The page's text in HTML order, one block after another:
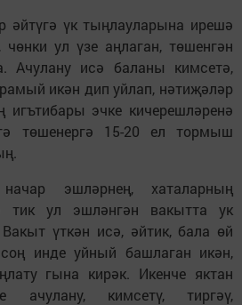
әйтүгә үк тыңлауларына ирешә
ул үзе аңлаган, төшенгән
Ачулану исә баланы кимсетә,
икән дип уйлап, нәтиҗәләр
эчке кичерешләренә
төшенергә 15-20 ел тормыш
эшләр­нең, хаталарның
тик ул эшләнгән вакытта ук
үткән исә, әйтик, бала өй
инде уйный башлаган икән,
гына кирәк. Икенче яктан
ачулану, кимсетү, тиргәү,